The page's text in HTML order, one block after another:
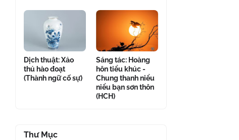
Dịch thuật: Xảo
thủ hào đoạt
(Thành ngữ cố sự)
Sáng tác: Hoàng
hôn tiểu khúc -
Chung thanh niểu
niểu bạn sơn thôn
(HCH)
Thư Mục